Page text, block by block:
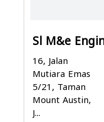
Sl M&e
16, Jalan
Mutiara Emas
5/21, Taman
Mount Austin,
J...